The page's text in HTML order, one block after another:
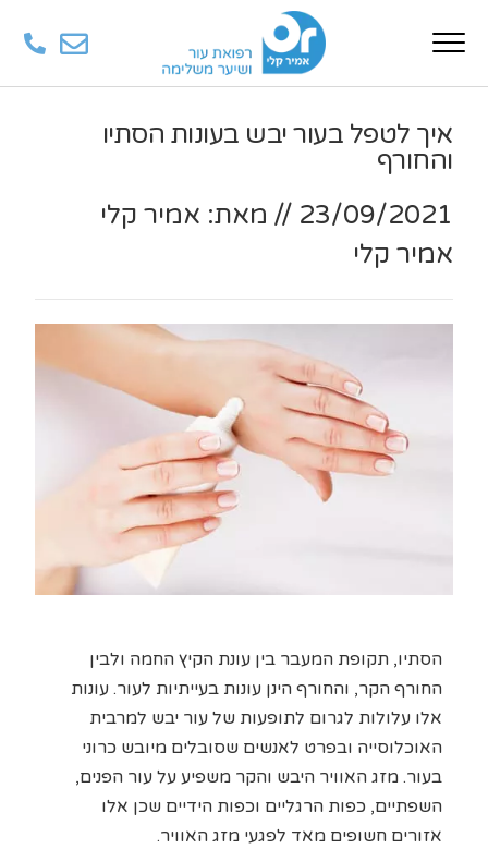
איך לטפל בעור יבש בעונות הסתיו
והחורף
23/09/2021
// מאת: אמיר קלי
אמיר קלי
הסתיו, תקופת המעבר בין עונת הקיץ החמה ולבין
החורף הקר, והחורף הינן עונות בעייתיות לעור. עונות
אלו עלולות לגרום לתופעות של עור יבש למרבית
האוכלוסייה ובפרט לאנשים שסובלים מיובש כרוני
בעור. מזג האוויר היבש והקר משפיע על עור הפנים,
השפתיים, כפות הרגליים וכפות הידיים שכן אלו
אזורים חשופים מאד לפגעי מזג האוויר.